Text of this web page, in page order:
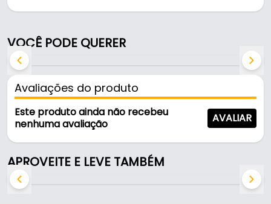
Fabricado em aço carbono com pintura epóxi
preta, garante durabilidade e um ótimo
acabamento. Fixação na parede com os parafusos
e buchas inclusos.
VOCÊ PODE QUERER
Avaliações do produto
Este produto ainda não recebeu
nenhuma avaliação
AVALIAR
APROVEITE E LEVE TAMBÉM